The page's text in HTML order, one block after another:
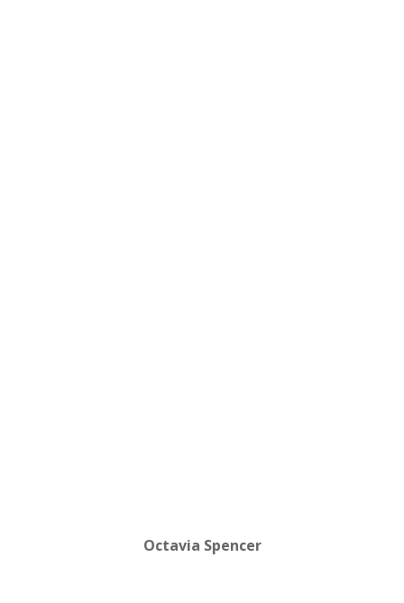
Octavia Spencer